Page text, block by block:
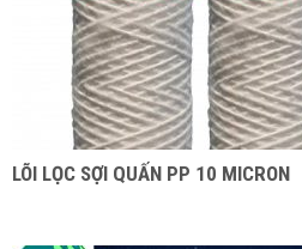
LÕI LỌC SỢI QUẤN PP 10 MICRON